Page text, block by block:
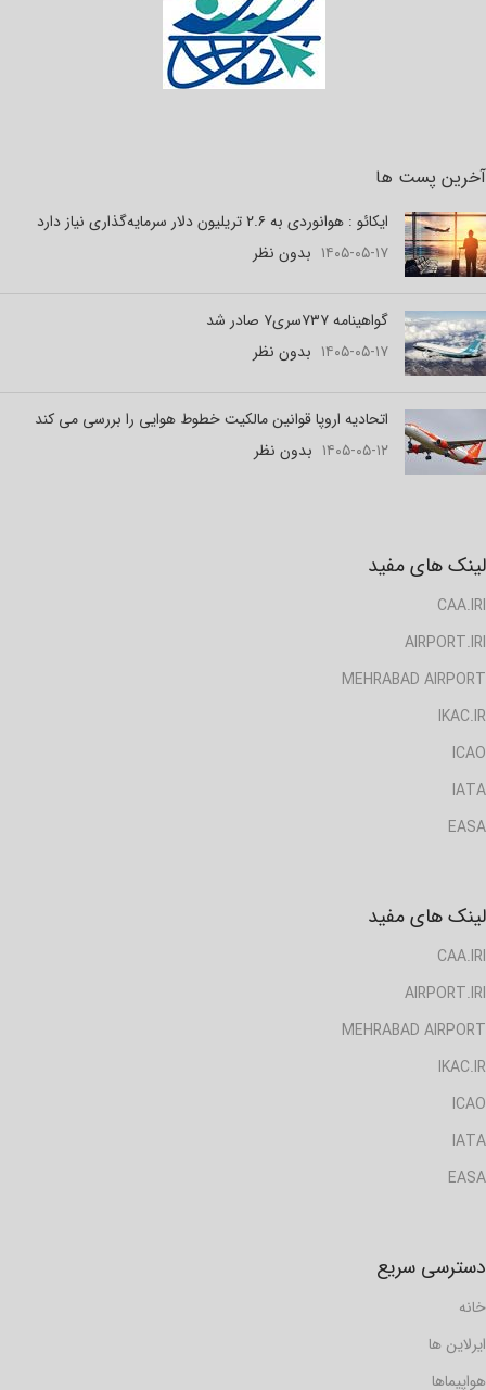
آخرین پست ها
ایکائو : هوانوردی به ۲.۶ تریلیون دلار سرمایه‌گذاری نیاز دارد
۱۴۰۵-۰۵-۱۷ بدون نظر
گواهینامه ۷۳۷سری۷ صادر شد
۱۴۰۵-۰۵-۱۷ بدون نظر
اتحادیه اروپا قوانین مالکیت خطوط هوایی را بررسی می کند
۱۴۰۵-۰۵-۱۲ بدون نظر
لینک های مفید
CAA.IRI
AIRPORT.IRI
MEHRABAD AIRPORT
IKAC.IR
ICAO
IATA
EASA
لینک های مفید
CAA.IRI
AIRPORT.IRI
MEHRABAD AIRPORT
IKAC.IR
ICAO
IATA
EASA
دسترسی سریع
خانه
ایرلاین ها
هواپیماها